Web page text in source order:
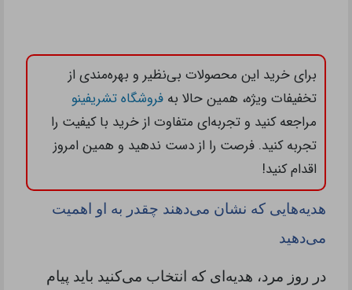
برای خرید این محصولات بی‌نظیر و بهره‌مندی از
تخفیفات ویژه، همین حالا به فروشگاه تشریفینو
مراجعه کنید و تجربه‌ای متفاوت از خرید با کیفیت را
تجربه کنید. فرصت را از دست ندهید و همین امروز
اقدام کنید!
هدیه‌هایی که نشان می‌دهند چقدر به او اهمیت
می‌دهید
در روز مرد، هدیه‌ای که انتخاب می‌کنید باید پیام